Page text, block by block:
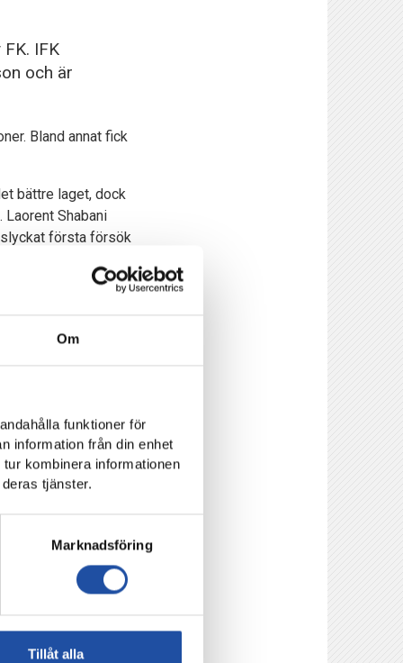
Om
funktioner för
information från din enhet
kombinera informationen
tjänster.
Marknadsföring
Tillåt alla
IFK
och är
Bland annat fick
bättre laget, dock
Shabani
första försök
– Arnór
Shabani (74
Levi (74´),